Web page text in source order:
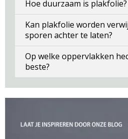
Hoe duurzaam is plakfolie?
Kan plakfolie worden
sporen achter te laten?
Op welke oppervlakken
beste?